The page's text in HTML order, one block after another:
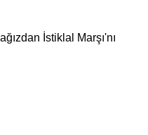
İstiklal Marşı'nı